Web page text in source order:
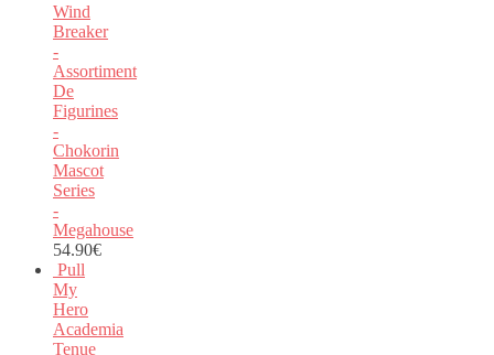
Wind
Breaker
-
Assortiment
De
Figurines
-
Chokorin
Mascot
Series
-
Megahouse
54.90€
Pull
My
Hero
Academia
Tenue